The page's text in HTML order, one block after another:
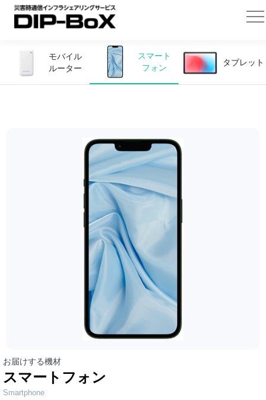
モバイル
ルーター
スマート
フォン
タブレット
お届けする機材
スマートフォン
Smartphone